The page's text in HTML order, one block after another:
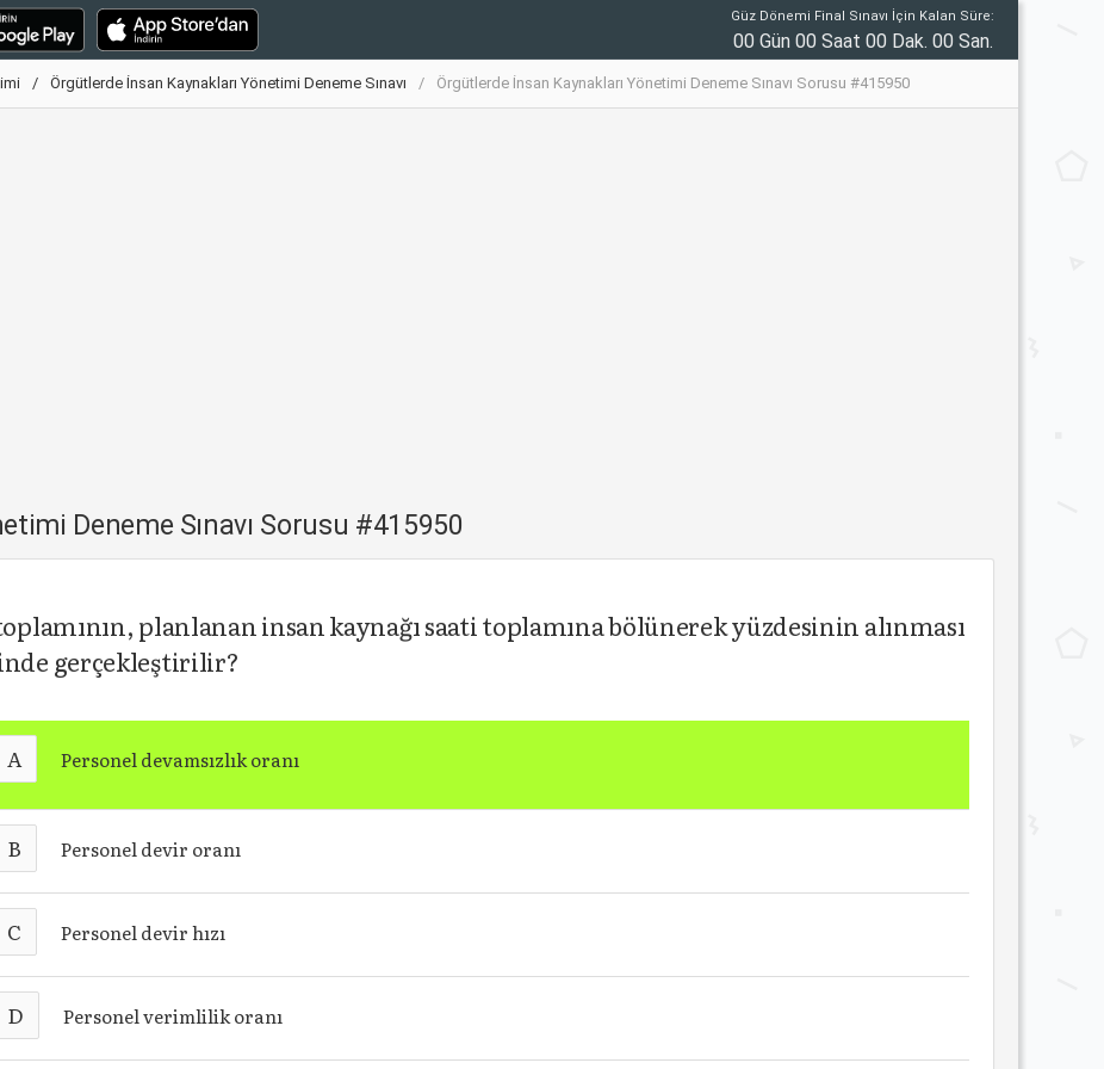
Güz Dönemi Final Sınavı İçin Kalan Süre:
00 Gün 00 Saat 00 Dak. 00 San.
Örgütlerde İnsan Kaynakları Yönetimi Deneme Sınavı Örgütlerde İnsan Kaynakları Yönetimi Deneme Sınavı Sorusu #415950
Deneme Sınavı Sorusu #415950
planlanan insan kaynağı saati toplamına bölünerek yüzdesinin alınması
gerçekleştirilir?
A Personel devamsızlık oranı
B Personel devir oranı
C Personel devir hızı
D Personel verimlilik oranı